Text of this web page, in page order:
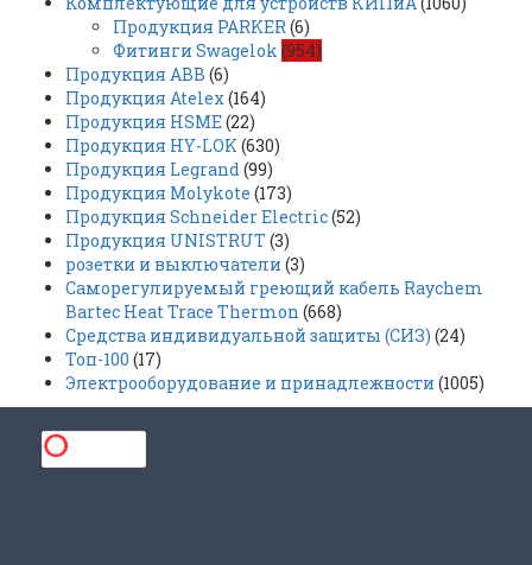
Продукция PARKER (6)
Фитинги Swagelok (954)
Продукция ABB (6)
Продукция Atelex (164)
Продукция HSME(22)
Продукция HY-LOK (630)
Продукция Legrand (99)
Продукция Molykote (173)
Продукция Schneider Electric(52)
Продукция UNISTRUT (3)
розетки и выключатели (3)
Саморегулируемый греющий кабель Raychem
Bartec Heat Trace Thermon (668)
Средства индивидуальной защиты (СИЗ) (24)
Топ-100 (17)
Электрооборудование и принадлежности (1005)